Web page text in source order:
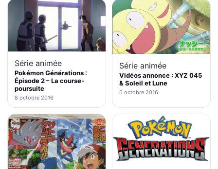
Série animée
Pokémon Générations :
Épisode 2 – La course-
poursuite
8 octobre 2016
Série animée
Vidéos annonce : XYZ 045
& Soleil et Lune
6 octobre 2016